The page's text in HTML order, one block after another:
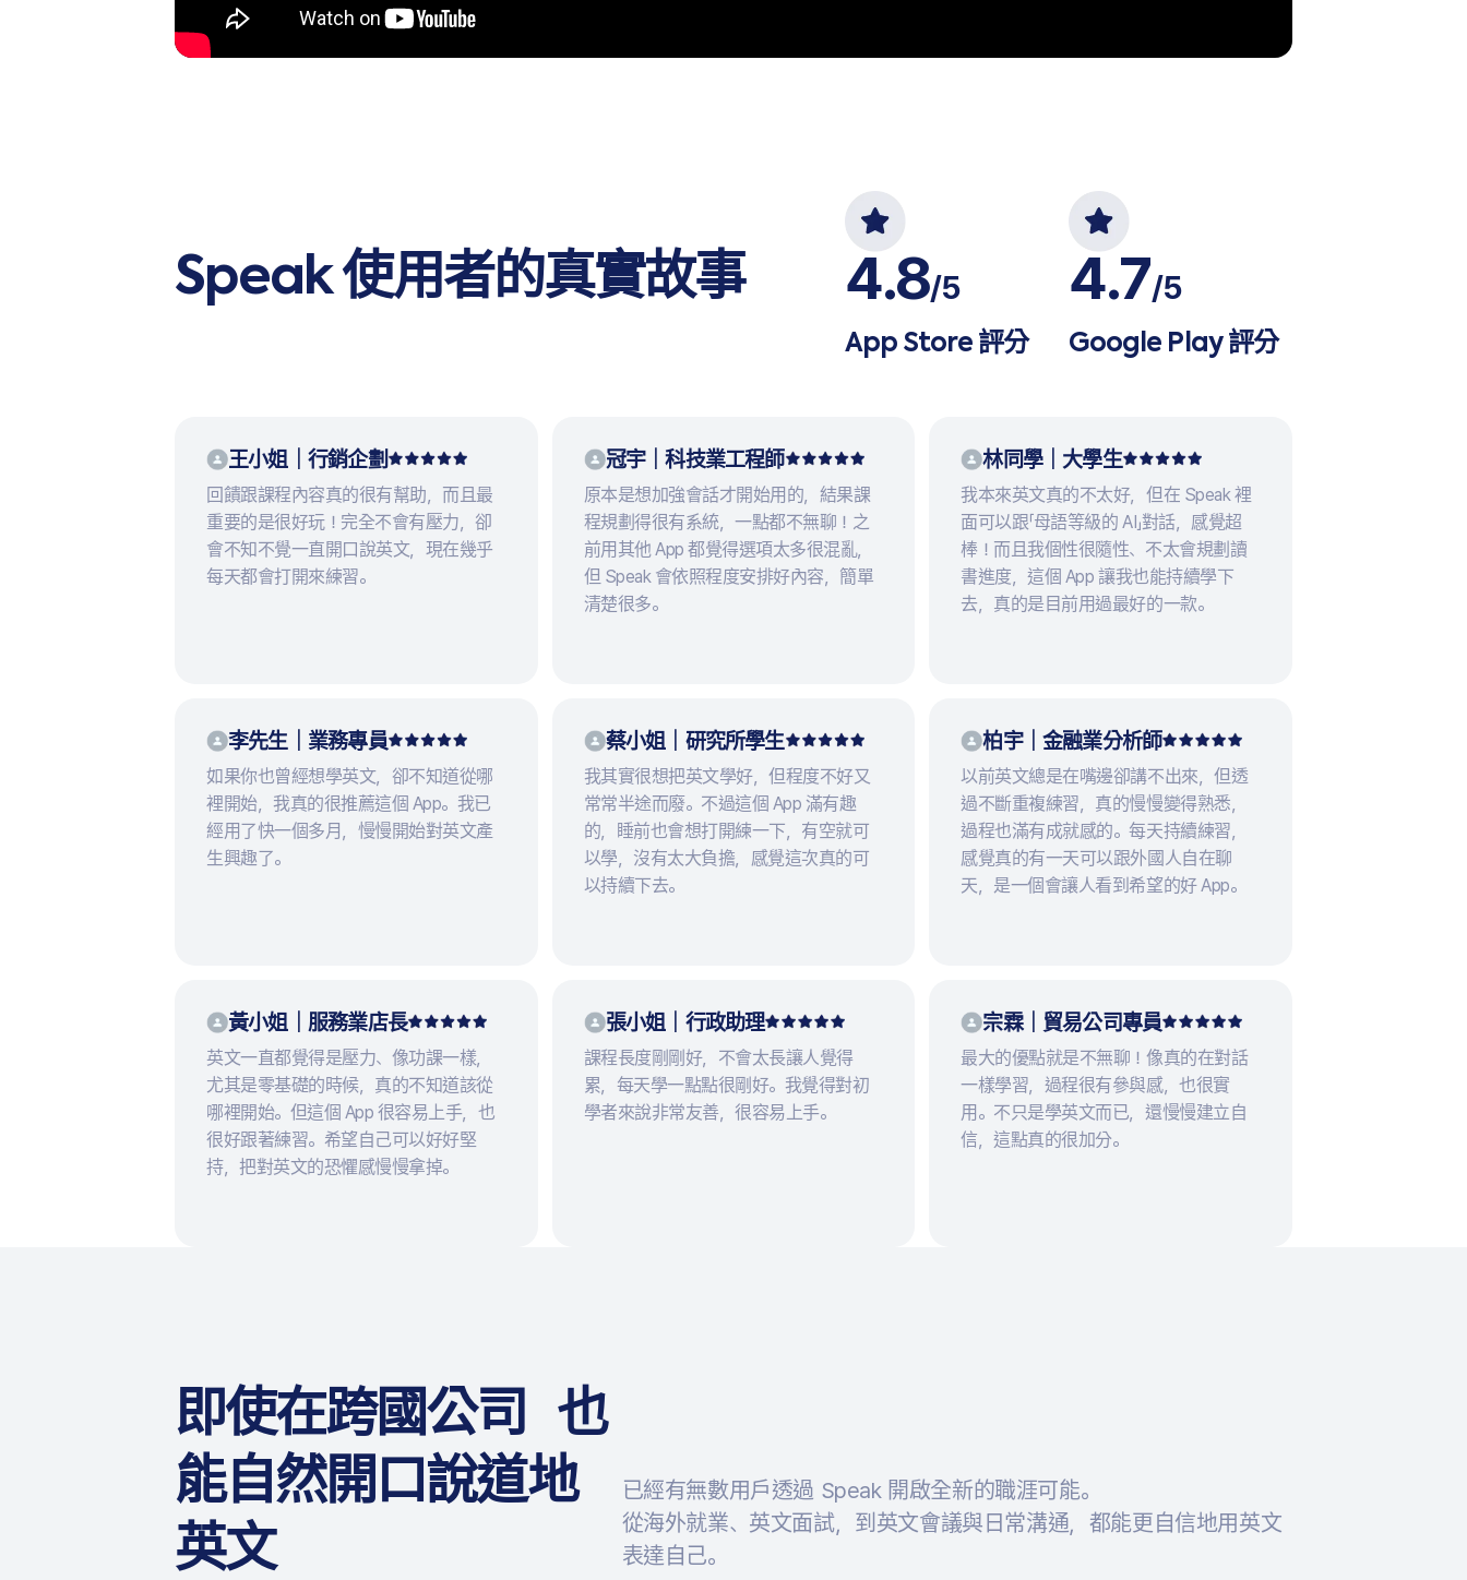
Speak 使用者的真實故事 4.8/5
App Store 評分
4.7/5
Google Play 評分
王小姐｜行銷企劃
回饋跟課程內容真的很有幫助，而且最
重要的是很好玩！完全不會有壓力，卻
會不知不覺一直開口說英文，現在幾乎
每天都會打開來練習。
冠宇｜科技業工程師
原本是想加強會話才開始用的，結果課
程規劃得很有系統，一點都不無聊！之
前用其他 App 都覺得選項太多很混亂，
但 Speak 會依照程度安排好內容，簡單
清楚很多。
林同學｜大學生
我本來英文真的不太好，但在 Speak 裡
面可以跟「母語等級的 AI」對話，感覺超
棒！而且我個性很隨性、不太會規劃讀
書進度，這個 App 讓我也能持續學下
去，真的是目前用過最好的一款。
李先生｜業務專員
如果你也曾經想學英文，卻不知道從哪
裡開始，我真的很推薦這個 App。我已
經用了快一個多月，慢慢開始對英文產
生興趣了。
蔡小姐｜研究所學生
我其實很想把英文學好，但程度不好又
常常半途而廢。不過這個 App 滿有趣
的，睡前也會想打開練一下，有空就可
以學，沒有太大負擔，感覺這次真的可
以持續下去。
柏宇｜金融業分析師
以前英文總是在嘴邊卻講不出來，但透
過不斷重複練習，真的慢慢變得熟悉，
過程也滿有成就感的。每天持續練習，
感覺真的有一天可以跟外國人自在聊
天，是一個會讓人看到希望的好 App。
黃小姐｜服務業店長
英文一直都覺得是壓力、像功課一樣，
尤其是零基礎的時候，真的不知道該從
哪裡開始。但這個 App 很容易上手，也
很好跟著練習。希望自己可以好好堅
持，把對英文的恐懼感慢慢拿掉。
張小姐｜行政助理
課程長度剛剛好，不會太長讓人覺得
累，每天學一點點很剛好。我覺得對初
學者來說非常友善，很容易上手。
宗霖｜貿易公司專員
最大的優點就是不無聊！像真的在對話
一樣學習，過程很有參與感，也很實
用。不只是學英文而已，還慢慢建立自
信，這點真的很加分。
即使在跨國公司 也
能自然開口說道地
英文
已經有無數用戶透過 Speak 開啟全新的職涯可能。
從海外就業、英文面試，到英文會議與日常溝通，都能更自信地用英文
表達自己。